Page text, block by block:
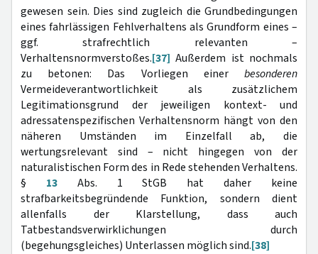
gewesen sein. Dies sind zugleich die Grundbedingungen
eines fahrlässigen Fehlverhaltens als Grundform eines –
ggf. strafrechtlich relevanten –
Verhaltensnormverstoßes.[37] Außerdem ist nochmals
zu betonen: Das Vorliegen einer besonderen
Vermeideverantwortlichkeit als zusätzlichem
Legitimationsgrund der jeweiligen kontext- und
adressatenspezifischen Verhaltensnorm hängt von den
näheren Umständen im Einzelfall ab, die
wertungsrelevant sind – nicht hingegen von der
naturalistischen Form des in Rede stehenden Verhaltens.
§ 13Abs. 1 StGB hat daher keine
strafbarkeitsbegründende Funktion, sondern dient
allenfalls der Klarstellung, dass auch
Tatbestandsverwirklichungen durch
(begehungsgleiches) Unterlassen möglich sind.[38]